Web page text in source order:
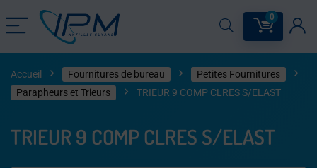
0
Accueil Fournitures de bureau
Petites Fournitures
Parapheurs et Trieurs
TRIEUR 9 COMP CLRES S/ELAST
TRIEUR 9 COMP CLRES S/ELAST